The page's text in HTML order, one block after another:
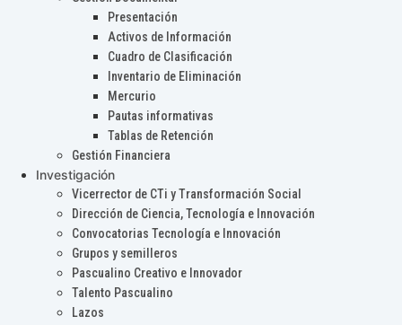
Presentación
Activos de Información
Cuadro de Clasificación
Inventario de Eliminación
Mercurio
Pautas informativas
Tablas de Retención
Gestión Financiera
Investigación
Vicerrector de CTi y Transformación Social
Dirección de Ciencia, Tecnología e Innovación
Convocatorias Tecnología e Innovación
Grupos y semilleros
Pascualino Creativo e Innovador
Talento Pascualino
Lazos